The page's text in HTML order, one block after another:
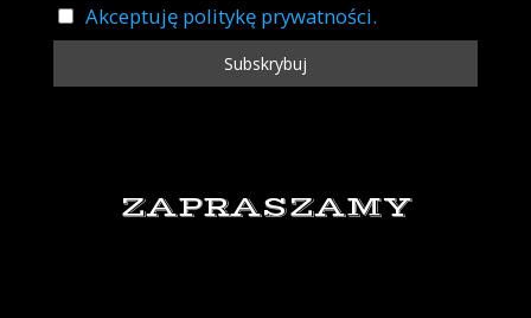
Akceptuję politykę prywatności.
ZAPRASZAMY